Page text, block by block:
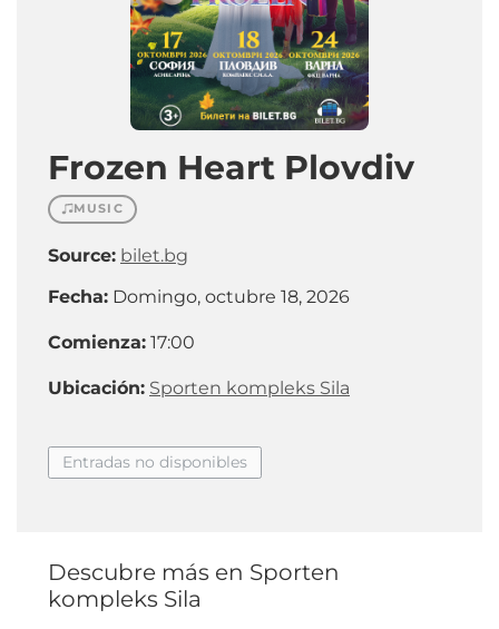
Frozen Heart Plovdiv
MUSIC
Source: bilet.bg
Fecha: Domingo, octubre 18, 2026
Comienza: 17:00
Ubicación: Sporten kompleks Sila
Entradas no disponibles
Descubre más en Sporten
kompleks Sila